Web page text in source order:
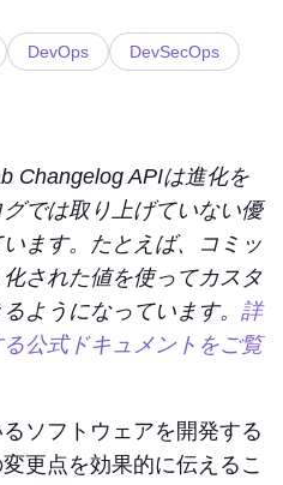
DevOps
DevSecOps
Changelog APIは進化を
では取り上げていない優
ます。たとえば、コミッ
された値を使ってカスタ
ようになっています。 詳
公式ドキュメントをご覧
ソフトウェアを開発する
更点を効果的に伝えるこ